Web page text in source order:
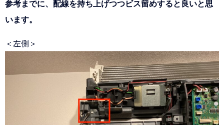
参考までに、配線を持ち上げつつビス留めすると良いと思
います。
＜左側＞